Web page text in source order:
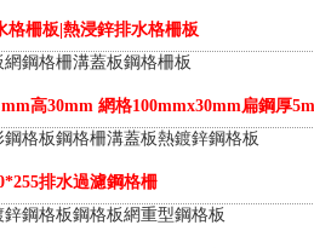
格柵板|熱浸鋅排水格柵板
網鋼格柵溝蓋板鋼格柵板
高30mm 網格100mmx30mm扁鋼厚
鋼格板鋼格柵溝蓋板熱鍍鋅鋼格板
排水過濾鋼格柵
鋅鋼格板鋼格板網重型鋼格板